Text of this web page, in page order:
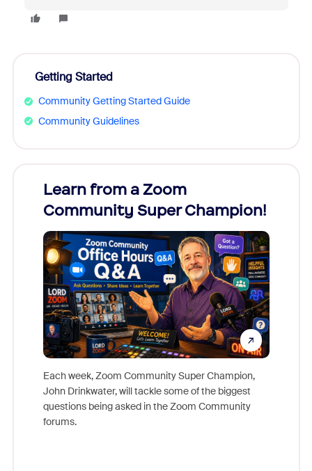
Getting Started
Community Getting Started Guide
Community Guidelines
Learn from a Zoom
Community Super Champion!
Each week, Zoom Community Super Champion,
John Drinkwater, will tackle some of the biggest
questions being asked in the Zoom Community
forums.